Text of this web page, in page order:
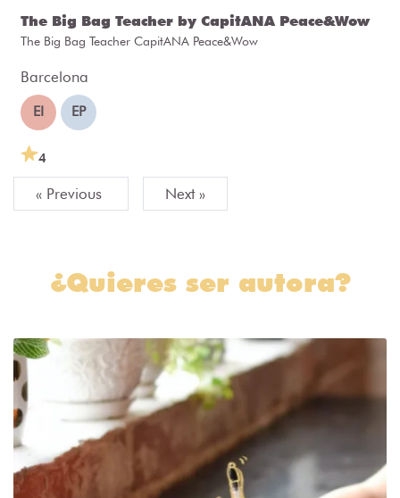
The Big Bag Teacher by CapitANA Peace&Wow
The Big Bag Teacher CapitANA Peace&Wow
Barcelona
EI EP
4
« Previous Next »
¿Quieres ser autora?